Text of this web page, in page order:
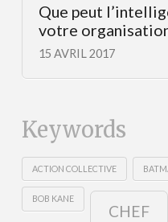
Que peut
votre
15 AVRIL 2017
Keywords
ACTION COLLECTIVE
BOB KANE
CHEF